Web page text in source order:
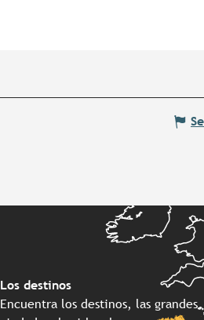
Los destinos
Encuentra los destinos, las grandes